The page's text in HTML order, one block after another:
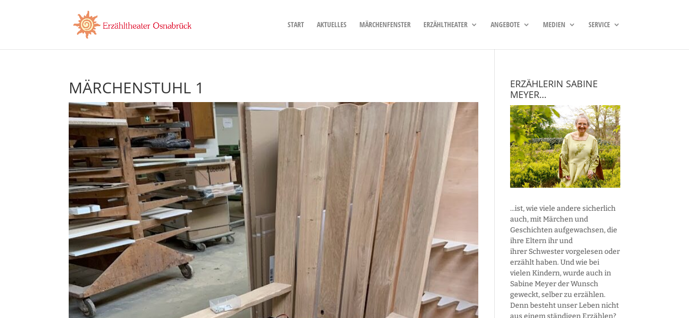
START AKTUELLES MÄRCHENFENSTER ERZÄHLTHEATER ANGEBOTE MEDIEN SERVICE
MÄRCHENSTUHL 1
ERZÄHLERIN SABINE
MEYER…
...ist, wie viele andere sicherlich
auch, mit Märchen und
Geschichten aufgewachsen, die
ihre Eltern ihr und
ihrer Schwester vorgelesen oder
erzählt haben. Und wie bei
vielen Kindern, wurde auch in
Sabine Meyer der Wunsch
geweckt, selber zu erzählen.
Denn besteht unser Leben nicht
aus einem ständigen Erzählen?